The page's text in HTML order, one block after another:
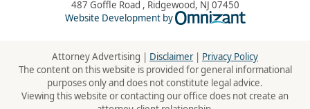
487 Goffle Road , Ridgewood, NJ 07450
Website Development by
Omnizant -
Attorney Advertising | Disclaimer| Privacy Policy
The content on this website is provided for general informational
purposes only and does not constitute legal advice.
Viewing this website or contacting our office does not create an